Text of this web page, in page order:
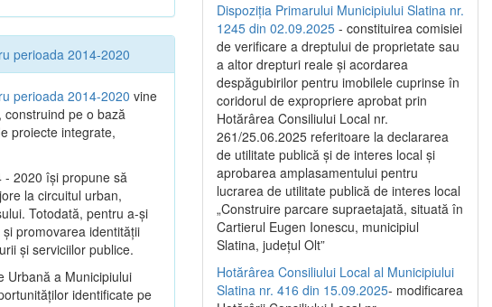
perioada 2014-2020
perioada 2014-2020 vine
pe o bază
proiecte integrate,
- 2020 își propune să
la circuitul urban,
Totodată, pentru a-şi
promovarea identităţii
şi serviciilor publice.
Urbană a Municipiului
identificate pe
Dispoziția Primarului Municipiului Slatina nr.
1245 din 02.09.2025 - constituirea comisiei
de verificare a dreptului de proprietate sau
a altor drepturi reale și acordarea
despăgubirilor pentru imobilele cuprinse în
coridorul de expropriere aprobat prin
Hotărârea Consiliului Local nr.
261/25.06.2025 referitoare la declararea
de utilitate publică și de interes local și
aprobarea amplasamentului pentru
lucrarea de utilitate publică de interes local
„Construire parcare supraetajată, situată în
Cartierul Eugen Ionescu, municipiul
Slatina, județul Olt”
Hotărârea Consiliului Local al Municipiului
Slatina nr. 416 din 15.09.2025- modificarea